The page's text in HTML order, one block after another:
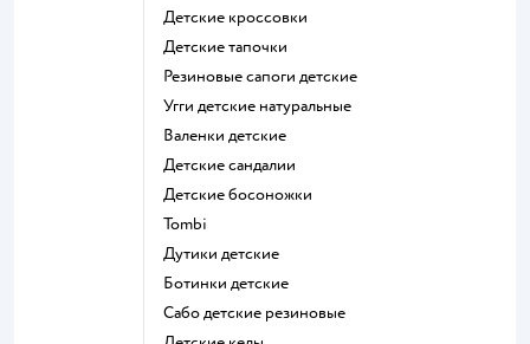
Детские кроссовки
Детские тапочки
Резиновые сапоги детские
Угги детские натуральные
Валенки детские
Детские сандалии
Детские босоножки
Tombi
Дутики детские
Ботинки детские
Сабо детские резиновые